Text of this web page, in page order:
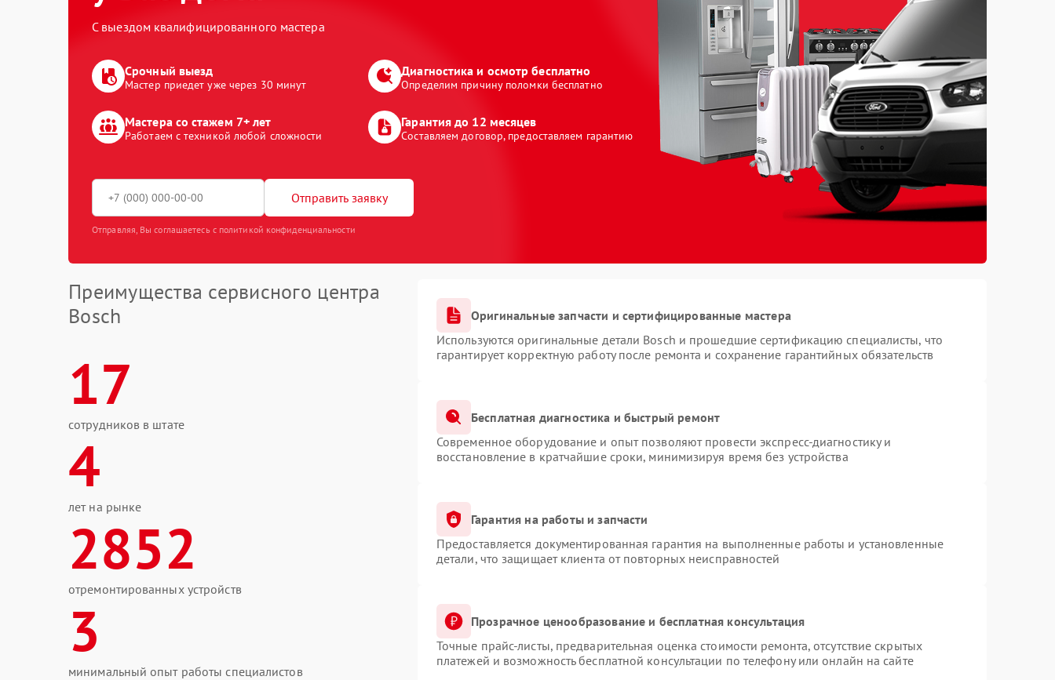
С выездом квалифицированного мастера
Срочный выезд
Мастер приедет уже через 30 минут
Диагностика и осмотр бесплатно
Определим причину поломки бесплатно
Мастера со стажем 7+ лет
Работаем с техникой любой сложности
Гарантия до 12 месяцев
Составляем договор, предоставляем гарантию
Отправить заявку
Отправляя, Вы соглашаетесь с политикой конфиденциальности
Преимущества сервисного центра
Bosch
17
сотрудников в штате
4
лет на рынке
2852
отремонтированных устройств
3
минимальный опыт работы специалистов
Оригинальные запчасти и сертифицированные мастера
Используются оригинальные детали Bosch и прошедшие сертификацию специалисты, что
гарантирует корректную работу после ремонта и сохранение гарантийных обязательств
Бесплатная диагностика и быстрый ремонт
Современное оборудование и опыт позволяют провести экспресс-диагностику и
восстановление в кратчайшие сроки, минимизируя время без устройства
Гарантия на работы и запчасти
Предоставляется документированная гарантия на выполненные работы и установленные
детали, что защищает клиента от повторных неисправностей
Прозрачное ценообразование и бесплатная консультация
Точные прайс-листы, предварительная оценка стоимости ремонта, отсутствие скрытых
платежей и возможность бесплатной консультации по телефону или онлайн на сайте